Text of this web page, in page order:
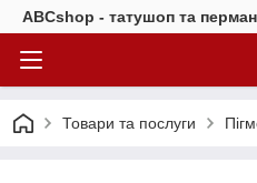
ABCshop - татушоп та
Товари та послуги